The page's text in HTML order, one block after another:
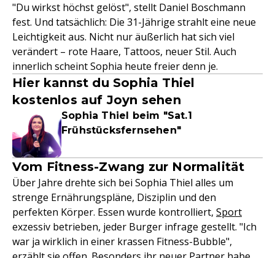
"Du wirkst höchst gelöst", stellt Daniel Boschmann
fest. Und tatsächlich: Die 31-Jährige strahlt eine neue
Leichtigkeit aus. Nicht nur äußerlich hat sich viel
verändert – rote Haare, Tattoos, neuer Stil. Auch
innerlich scheint Sophia heute freier denn je.
Hier kannst du Sophia Thiel
kostenlos auf Joyn sehen
Sophia Thiel beim "Sat.1
Frühstücksfernsehen"
Vom Fitness-Zwang zur Normalität
Über Jahre drehte sich bei Sophia Thiel alles um
strenge Ernährungspläne, Disziplin und den
perfekten Körper. Essen wurde kontrolliert, Sport
exzessiv betrieben, jeder Burger infrage gestellt. "Ich
war ja wirklich in einer krassen Fitness-Bubble",